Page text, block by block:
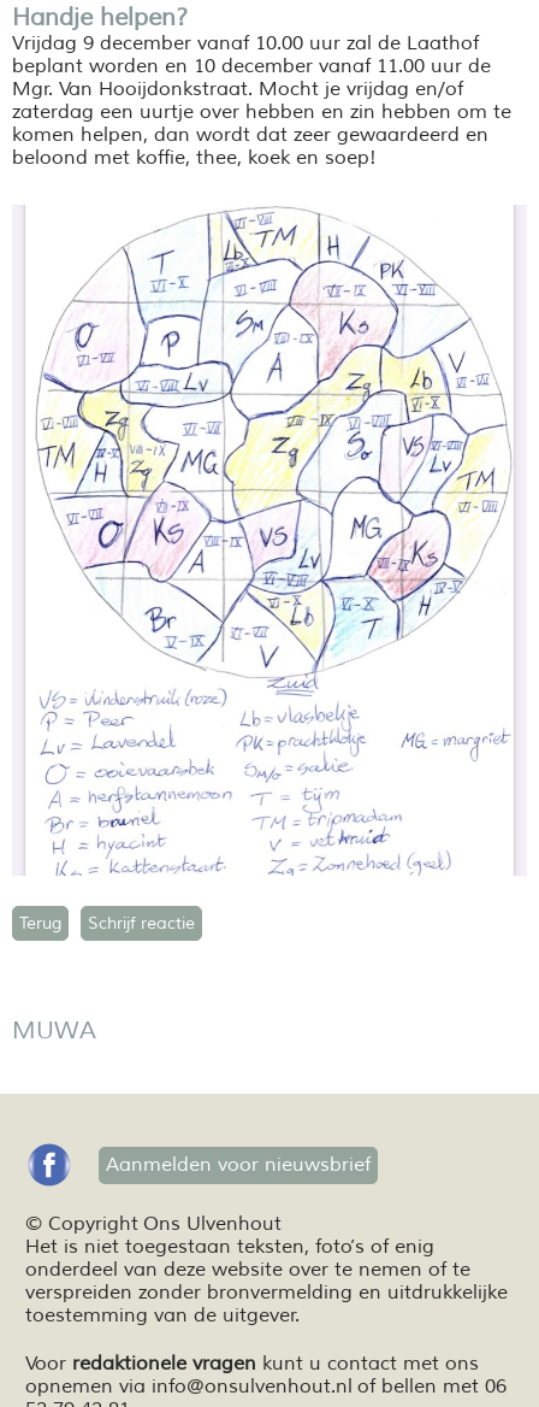
Handje helpen?
Vrijdag 9 december vanaf 10.00 uur zal de Laathof
beplant worden en 10 december vanaf 11.00 uur de
Mgr. Van Hooijdonkstraat. Mocht je vrijdag en/of
zaterdag een uurtje over hebben en zin hebben om te
komen helpen, dan wordt dat zeer gewaardeerd en
beloond met koffie, thee, koek en soep!
Terug Schrijf reactie
MUWA
Aanmelden voor nieuwsbrief
© Copyright Ons Ulvenhout
Het is niet toegestaan teksten, foto’s of enig
onderdeel van deze website over te nemen of te
verspreiden zonder bronvermelding en uitdrukkelijke
toestemming van de uitgever.
Voor redaktionele vragen kunt u contact met ons
opnemen via info@onsulvenhout.nl of bellen met 06